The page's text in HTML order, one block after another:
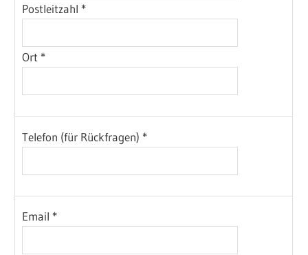
Postleitzahl *
Ort *
Telefon (für Rückfragen) *
Email *